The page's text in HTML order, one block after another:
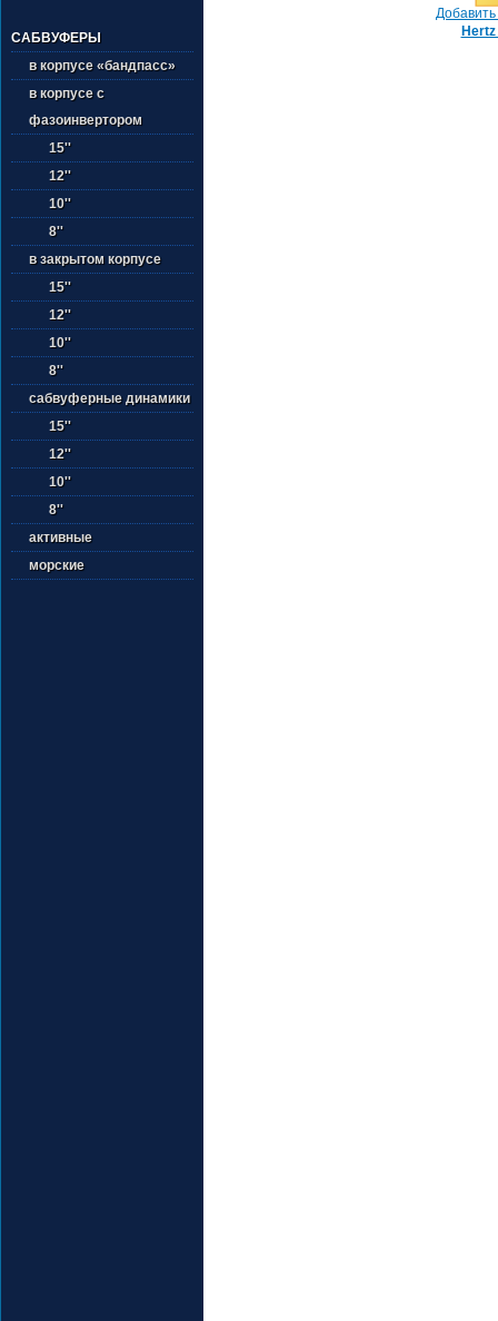
САБВУФЕРЫ
в корпусе «бандпасс»
в корпусе с
фазоинвертором
15''
12''
10''
8''
в закрытом корпусе
15''
12''
10''
8''
сабвуферные динамики
15''
12''
10''
8''
активные
морские
Hertz